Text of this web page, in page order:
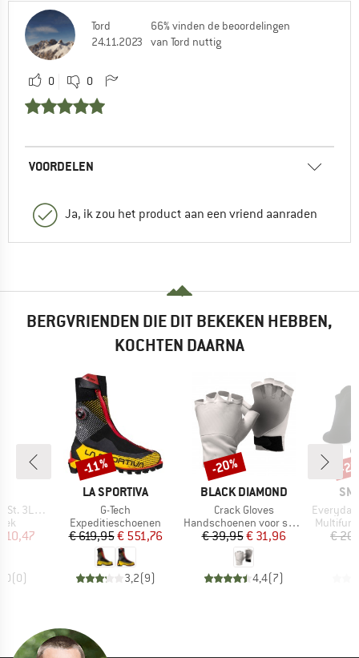
Tord
24.11.2023
66% vinden de beoordelingen
van Tord nuttig
0 0
VOORDELEN
Ja, ik zou het product aan een vriend aanraden
BERGVRIENDEN DIE DIT BEKEKEN HEBBEN,
KOCHTEN DAARNA
Pants II
prijs
(0)
MERK
LA SPORTIVA
Artikel
G-Tech
Productgroep
Expeditieschoenen
Prijs
€ 619,95Verlaagde prijs
€ 551,76
3,2(9)
Korting
-11%
MERK
BLACK DIAMOND
Artikel
Crack Gloves
Productgroep
Handschoenen voor spleetklimmen
Prijs
€ 39,95Verlaagde prijs
€ 31,96
4,4(7)
Korting
-20%
Artikel
Everyday
€
-